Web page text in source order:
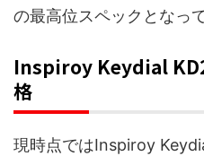
の最高位スペックとなっ
Inspiroy Keydial
格
現時点ではInspiroy